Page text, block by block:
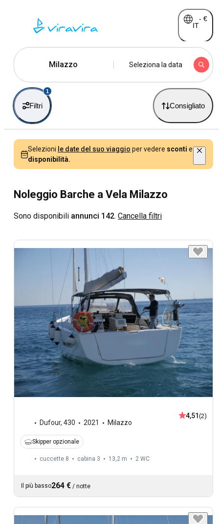
IT
- €
Milazzo Seleziona la data
Filtri
1
Consigliato
Selezioni le date del suo viaggio per vedere sconti e
disponibilità.
Noleggio Barche a Vela Milazzo
Sono disponibili annunci 142. Cancella filtri
Dufour, 430 2021 Milazzo
4,51 (2)
Skipper opzionale
cuccette 8 cabina 3 13,2 m 2 WC
Il più basso264 € / notte